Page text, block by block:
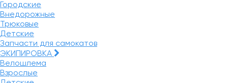
Городские
Внедорожные
Трюковые
Детские
Запчасти для самокатов
ЭКИПИРОВКА
Велошлема
Взрослые